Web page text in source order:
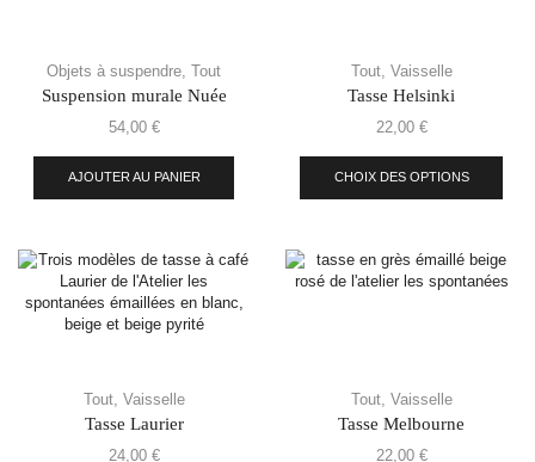
Objets à suspendre Tout
Suspension murale Nuée
54,00 €
AJOUTER AU PANIER
Tout, Vaisselle
Tasse Helsinki
22,00 €
CHOIX DES OPTIONS
Tout, Vaisselle
Tasse Laurier
24,00 €
Tout, Vaisselle
Tasse Melbourne
22,00 €